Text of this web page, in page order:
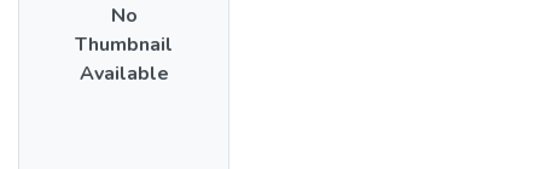
No
Thumbnail
Available